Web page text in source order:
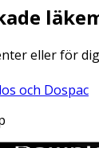
eller för
och Dospac